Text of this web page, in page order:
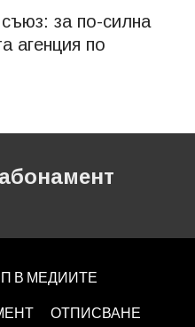
за по-силна
агенция по
В МЕДИИТЕ
ОТПИСВАНЕ